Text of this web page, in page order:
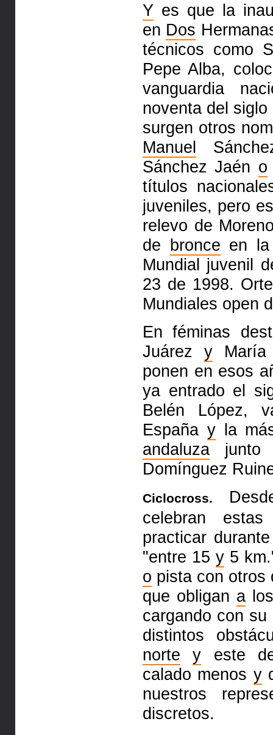
Y es que la
en Dos
técnicos como
Pepe Alba,
vanguardia
noventa del
surgen otros
Manuel
Sánchez Jaén o
títulos
juveniles, pero
relevo de
de bronce en
Mundial juvenil
23 de 1998.
Mundiales open
En féminas
Juárez y
ponen en esos
ya entrado el
Belén López,
España yla
andaluza
Domínguez
Ciclocross.
celebran
practicar
"entre 15 y 5
o pista con
que obligan a
cargando con
distintos
norte
y este
calado menos y
nuestros
discretos.